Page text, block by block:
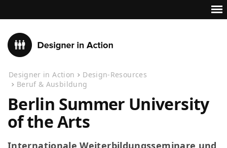
Designer in Action
Design-Resources
Beruf & Ausbildung
Berlin Summer University
of the Arts
Internationale Weiterbildungsseminare und